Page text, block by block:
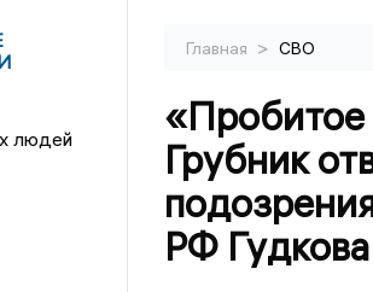
людей
Главная > СВО
«Пробитое
Грубник
РФ